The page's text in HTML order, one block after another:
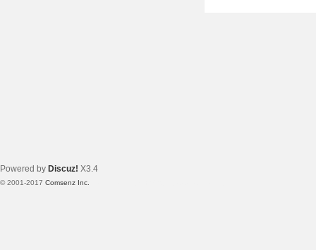
Powered by Discuz! X3.4
© 2001-2017 Comsenz Inc.